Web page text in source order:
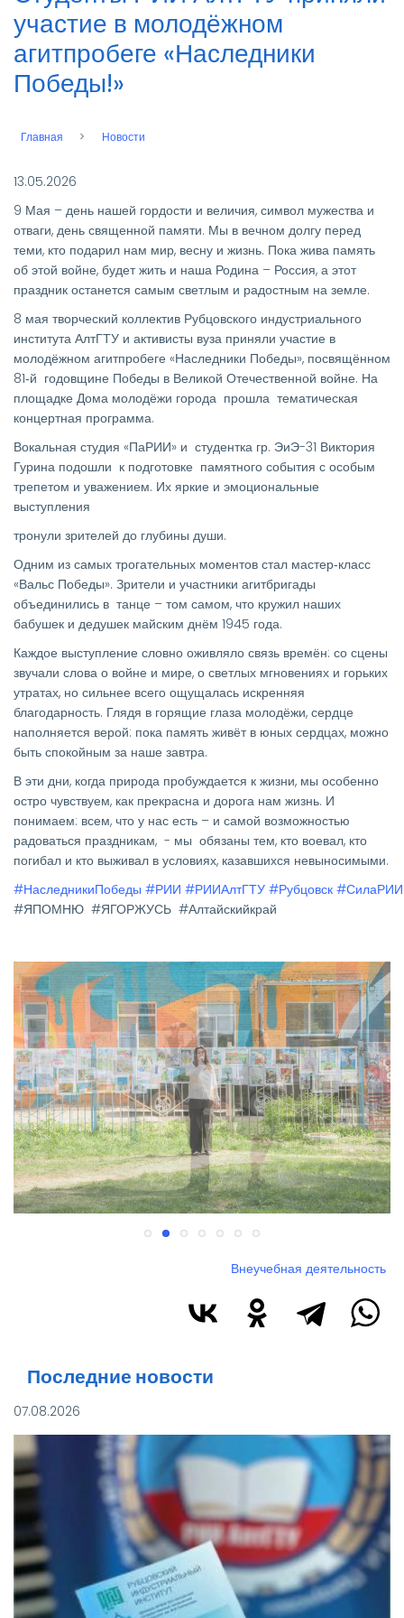
участие в молодёжном
агитпробеге «Наследники
Победы!»
Строка
Главная Новости
13.05.2026
9 Мая – день нашей гордости и величия, символ мужества и
отваги, день священной памяти. Мы в вечном долгу перед
теми, кто подарил нам мир, весну и жизнь. Пока жива память
об этой войне, будет жить и наша Родина – Россия, а этот
праздник останется самым светлым и радостным на земле.
8 мая творческий коллектив Рубцовского индустриального
института АлтГТУ и активисты вуза приняли участие в
молодёжном агитпробеге «Наследники Победы», посвящённом
81‑й годовщине Победы в Великой Отечественной войне. На
площадке Дома молодёжи города прошла тематическая
концертная программа.
Вокальная студия «ПаРИИ» и студентка гр. ЭиЭ-31 Виктория
Гурина подошли к подготовке памятного события с особым
трепетом и уважением. Их яркие и эмоциональные
выступления
тронули зрителей до глубины души.
Одним из самых трогательных моментов стал мастер‑класс
«Вальс Победы». Зрители и участники агитбригады
объединились в танце – том самом, что кружил наших
бабушек и дедушек майским днём 1945 года.
Каждое выступление словно оживляло связь времён: со сцены
звучали слова о войне и мире, о светлых мгновениях и горьких
утратах, но сильнее всего ощущалась искренняя
благодарность. Глядя в горящие глаза молодёжи, сердце
наполняется верой: пока память живёт в юных сердцах, можно
быть спокойным за наше завтра.
В эти дни, когда природа пробуждается к жизни, мы особенно
остро чувствуем, как прекрасна и дорога нам жизнь. И
понимаем: всем, что у нас есть – и самой возможностью
радоваться праздникам, - мы обязаны тем, кто воевал, кто
погибал и кто выживал в условиях, казавшихся невыносимыми.
#НаследникиПобеды #РИИ #РИИАлтГТУ #Рубцовск
#ЯПОМНЮ #ЯГОРЖУСЬ #Алтайскийкрай
Изображение
Внеучебная деятельность
Последние новости
07.08.2026